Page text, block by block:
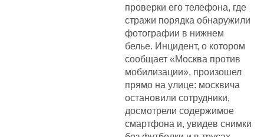
проверки его телефона, где
стражи порядка обнаружили
фотографии в нижнем
белье. Инцидент, о котором
сообщает «Москва против
мобилизации», произошел
прямо на улице: москвича
остановили сотрудники,
досмотрели содержимое
смартфона и, увидев снимки